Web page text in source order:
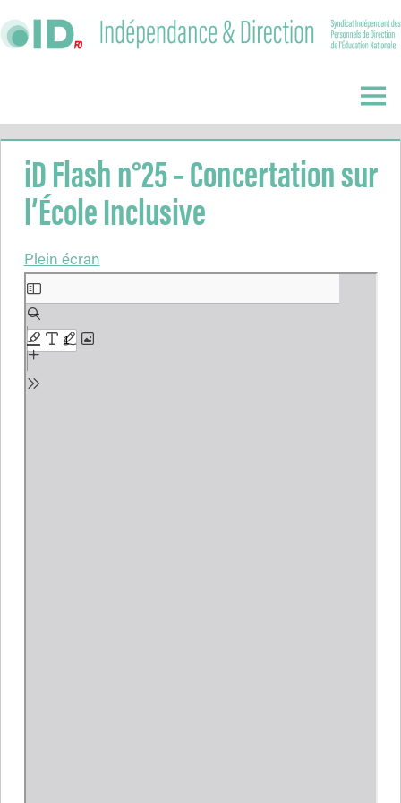
to
Direction
Menu
iD Flash n°25 – Concertation sur
l’École Inclusive
Plein écran
Aller
au
contenu
PDF